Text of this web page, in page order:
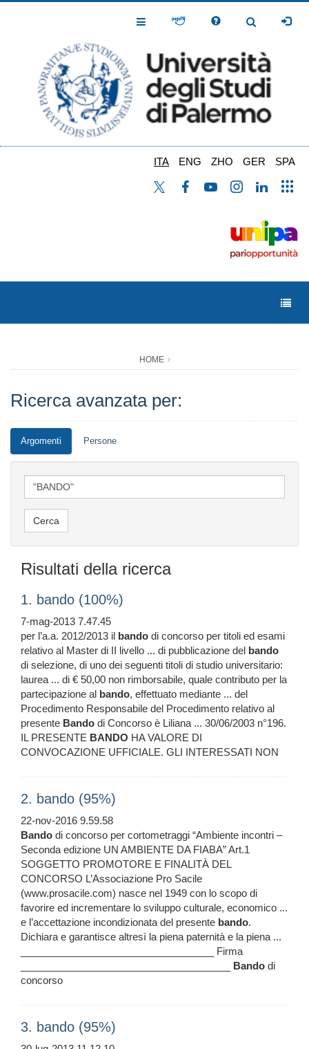
Toggle
Toggle
ITA ENG ZHO GER SPA
HOME
Ricerca avanzata per:
Argomenti Persone
Risultati della ricerca
1. bando (100%)
7-mag-2013 7.47.45
per l’a.a. 2012/2013 il bando di concorso per titoli ed esami
relativo al Master di II livello ... di pubblicazione del bando
di selezione, di uno dei seguenti titoli di studio universitario:
laurea ... di € 50,00 non rimborsabile, quale contributo per la
partecipazione al bando, effettuato mediante ... del
Procedimento Responsabile del Procedimento relativo al
presente Bando di Concorso è Liliana ... 30/06/2003 n°196.
IL PRESENTE BANDO HA VALORE DI
CONVOCAZIONE UFFICIALE. GLI INTERESSATI NON
2. bando (95%)
22-nov-2016 9.59.58
Bando di concorso per cortometraggi “Ambiente incontri –
Seconda edizione UN AMBIENTE DA FIABA” Art.1
SOGGETTO PROMOTORE E FINALITÀ DEL
CONCORSO L’Associazione Pro Sacile
(www.prosacile.com) nasce nel 1949 con lo scopo di
favorire ed incrementare lo sviluppo culturale, economico ...
e l’accettazione incondizionata del presente bando.
Dichiara e garantisce altresì la piena paternità e la piena ...
___________________________________ Firma
Bando di
concorso
3. bando (95%)